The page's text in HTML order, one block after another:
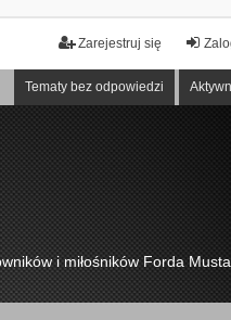
Zarejestruj się
Tematy bez odpowiedzi
i miłośników Forda